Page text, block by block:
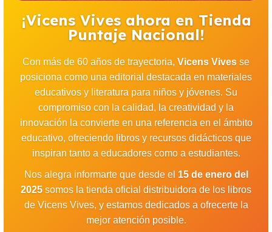
¡Vicens Vives ahora en Tienda
Puntaje Nacional!
Con más de 60 años de trayectoria, Vicens Vives se
posiciona como una editorial destacada en materiales
educativos y literatura para niños y jóvenes. Su
compromiso con la calidad, la creatividad y la
innovación la convierte en una referencia en el ámbito
educativo, ofreciendo libros y recursos didácticos que
inspiran tanto a educadores como a estudiantes.
Nos alegra informarte que desde el 15 de enero del
2025 somos la tienda oficial distribuidora de los libros
de Vicens Vives, y estamos dedicados a ofrecerte la
mejor atención posible.